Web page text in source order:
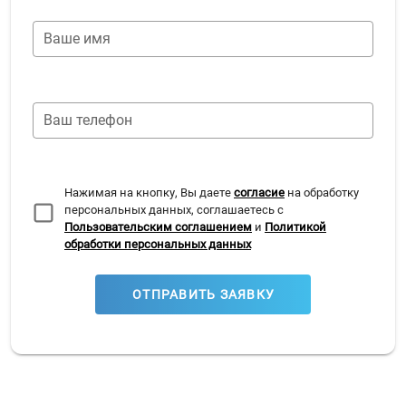
Ваше имя
Ваш телефон
Нажимая на кнопку, Вы даете согласие на обработку
персональных данных, соглашаетесь с
Пользовательским соглашением и Политикой
обработки персональных данных
ОТПРАВИТЬ ЗАЯВКУ